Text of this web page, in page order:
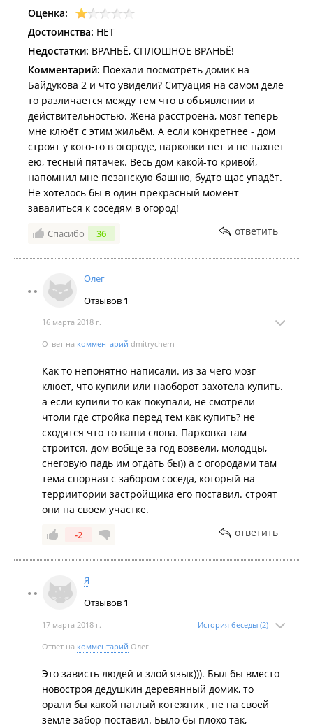
Оценка:
Достоинства: НЕТ
Недостатки: ВРАНЬЁ, СПЛОШНОЕ ВРАНЬЁ!
Комментарий: Поехали посмотреть домик на
Байдукова 2 и что увидели? Ситуация на самом деле
то различается между тем что в объявлении и
действительностью. Жена расстроена, мозг теперь
мне клюёт с этим жильём. А если конкретнее - дом
строят у кого-то в огороде, парковки нет и не пахнет
ею, тесный пятачек. Весь дом какой-то кривой,
напомнил мне пезанскую башню, будто щас упадёт.
Не хотелось бы в один прекрасный момент
завалиться к соседям в огород!
Спасибо 36 ответить
Олег
Отзывов 1
16 марта 2018 г.
Ответ на комментарий dmitrychern
Как то непонятно написали. из за чего мозг
клюет, что купили или наоборот захотела купить.
а если купили то как покупали, не смотрели
чтоли где стройка перед тем как купить? не
сходятся что то ваши слова. Парковка там
строится. дом вобще за год возвели, молодцы,
снеговую падь им отдать бы)) а с огородами там
тема спорная с забором соседа, который на
терриитории застройщика его поставил. строят
они на своем участке.
-2 ответить
Я
Отзывов 1
17 марта 2018 г. История беседы (2)
Ответ на комментарий Олег
Это зависть людей и злой язык))). Был бы вместо
новостроя дедушкин деревянный домик, то
орали бы какой наглый котежник , не на своей
земле забор поставил. Было бы плохо так,